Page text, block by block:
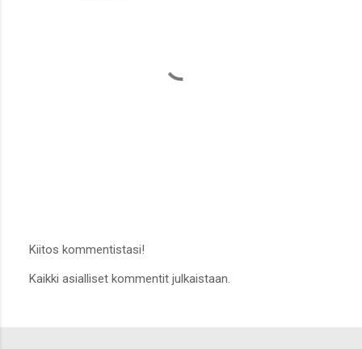
ä
Kiitos kommentistasi!
Kaikki asialliset kommentit julkaistaan.